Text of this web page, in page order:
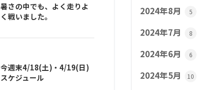
暑さの中でも、よく走りよ
く戦いました。
今週末4/18(土)・4/19(日)
スケジュール
2024年8月 5
2024年7月 8
2024年6月 6
2024年5月 10